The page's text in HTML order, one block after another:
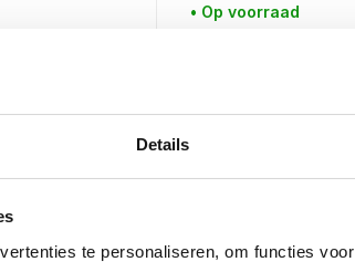
Details
te personaliseren, om functies
• Op voorraad
SALE 25%